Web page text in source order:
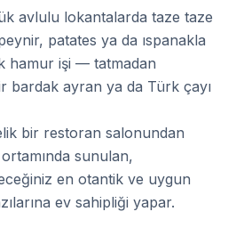
avlulu lokantalarda taze taze
patates ya da ıspanakla
hamur işi — tatmadan
bardak ayran ya da Türk çayı
bir restoran salonundan
sunulan,
en otantik ve uygun
ev sahipliği yapar.